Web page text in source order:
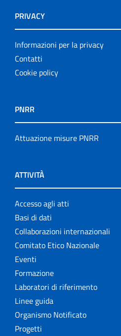
PRIVACY
Informazioni per la privacy
Contatti
Cookie policy
PNRR
Attuazione misure PNRR
ATTIVITÀ
Accesso agli atti
Basi di dati
Collaborazioni internazionali
Comitato Etico Nazionale
Eventi
Formazione
Laboratori di riferimento
Linee guida
Organismo Notificato
Progetti